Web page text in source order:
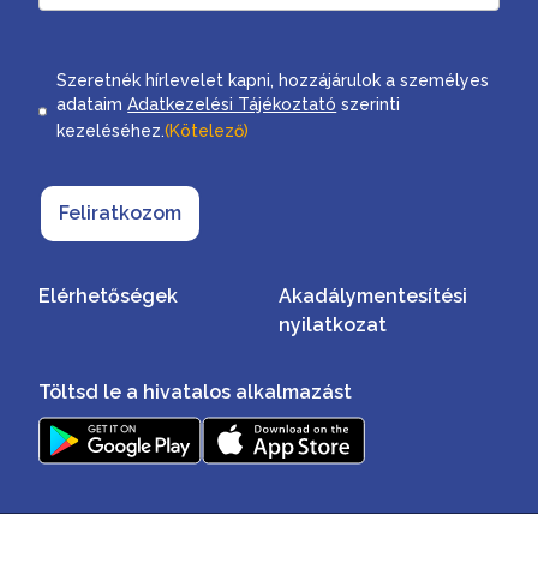
Consent
Szeretnék hírlevelet kapni, hozzájárulok a személyes
adataimAdatkezelési Tájékoztató szerinti
kezeléséhez.(Kötelező)
Feliratkozom
Elérhetőségek
Akadálymentesítési
nyilatkozat
Töltsd le a hivatalos alkalmazást